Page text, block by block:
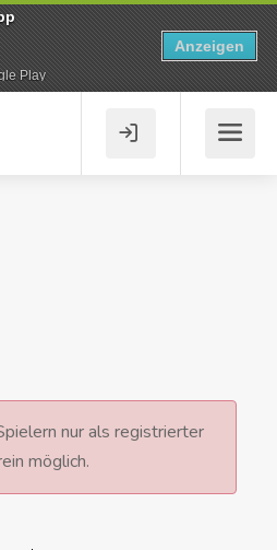
nur als registrierter
möglich.
Play
Anzeigen